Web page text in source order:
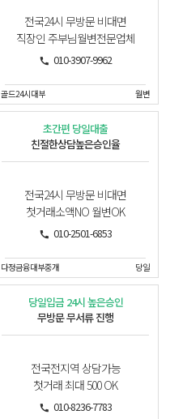
전국24시 무방문 비대면
직장인 주부님월변전문업체
010-3907-9962
골드24시대부 월변
초간편 당일대출
친절한상담높은승인율
전국24시 무방문 비대면
첫거래소액NO 월변OK
010-2501-6853
다정금융대부중개 당일
당일입금 24시 높은승인
무방문 무서류 진행
전국전지역 상담가능
첫거래 최대 500 OK
010-8236-7783